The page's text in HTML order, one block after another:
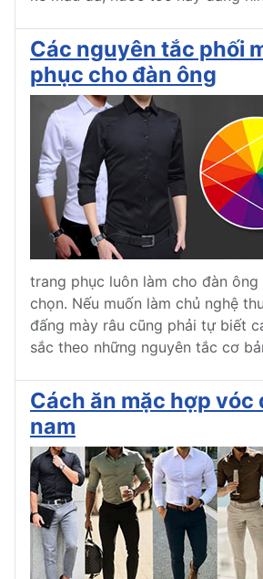
Các nguyên tắc phối
phục cho đàn ông
trang phục luôn làm cho đàn
chọn. Nếu muốn làm chủ nghệ
đấng mày râu cũng phải tự biết
sắc theo những nguyên tắc cơ
Cách ăn mặc hợp vóc
nam